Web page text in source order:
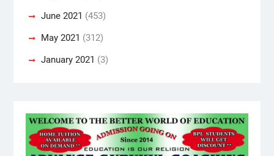
June 2021 (453)
May 2021 (312)
January 2021 (3)